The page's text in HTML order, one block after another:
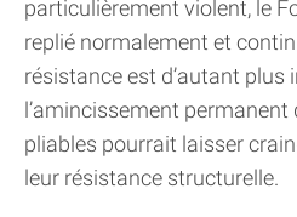
particulièrement violent, le
replié normalement et
résistance est d’autant plus
l’amincissement
pliables pourrait laisser
leur résistance structurelle.